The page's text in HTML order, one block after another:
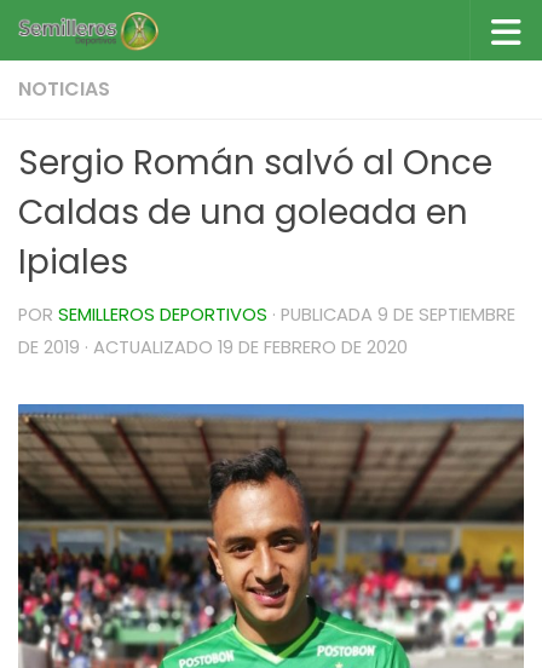
Saltar al contenido
NOTICIAS
Sergio Román salvó al Once
Caldas de una goleada en
Ipiales
POR SEMILLEROS DEPORTIVOS · PUBLICADA 9 DE SEPTIEMBRE
DE 2019 · ACTUALIZADO 19 DE FEBRERO DE 2020